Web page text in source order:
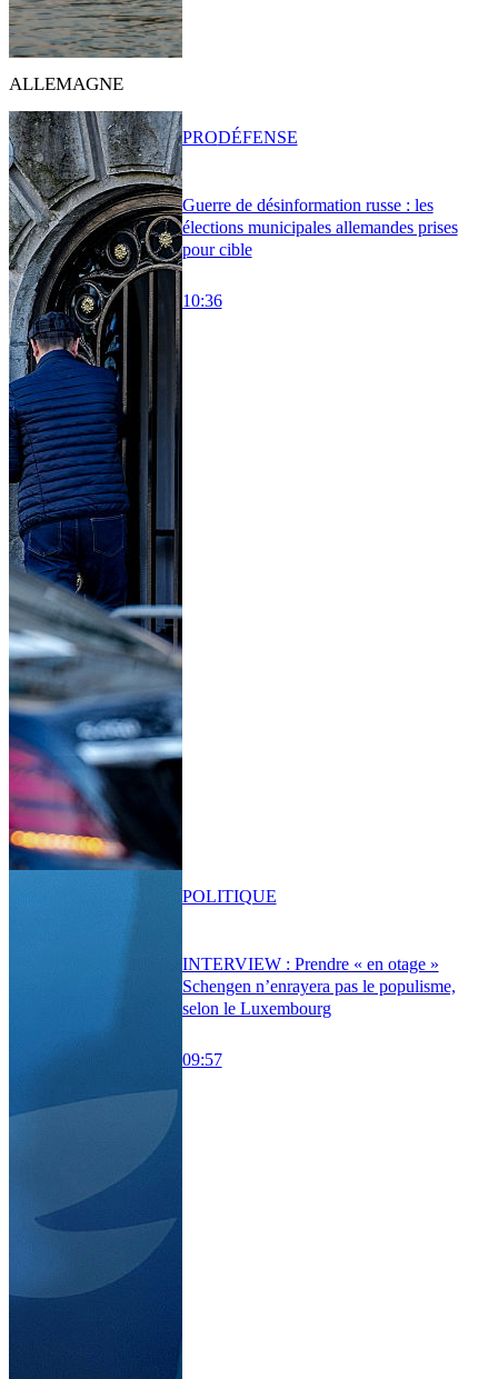
ALLEMAGNE
Guerre de désinformation russe : les
élections municipales allemandes prises
pour cible
10:36
PRODÉFENSE
INTERVIEW : Prendre « en otage »
Schengen n’enrayera pas le populisme,
selon le Luxembourg
09:57
POLITIQUE